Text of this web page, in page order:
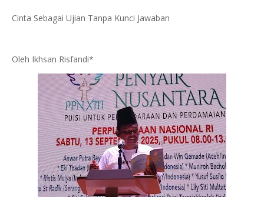
Cinta Sebagai Ujian Tanpa Kunci Jawaban
Oleh Ikhsan Risfandi*